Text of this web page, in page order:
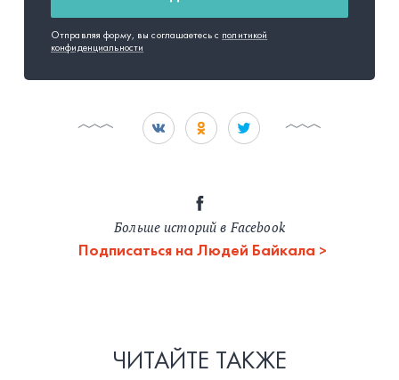
Отправляя форму, вы соглашаетесь с политикой
конфиденциальности
Больше историй в Facebook
Подписаться на Людей Байкала
ЧИТАЙТЕ ТАКЖЕ